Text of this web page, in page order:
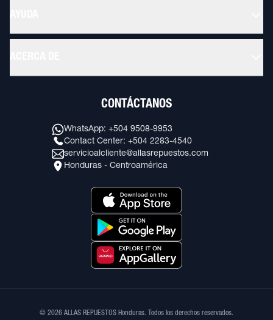
CONTÁCTANOS
WhatsApp: +504 9508-9953
Contact Center: +504 2283-4540
servicioalcliente@allasrepuestos.com
Honduras - Centroamérica
© 2026 ALLAS REPUESTOS Honduras. Todos los derechos reservados.